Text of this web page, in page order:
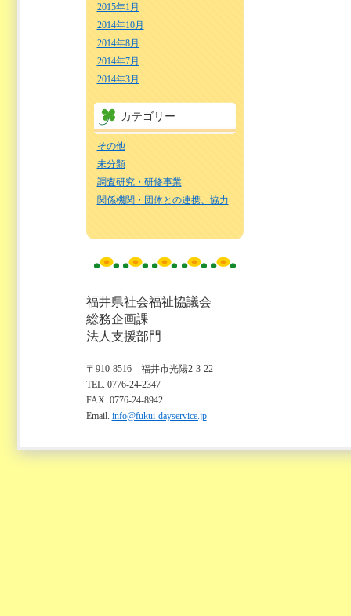
2015年1月
2014年10月
2014年8月
2014年7月
2014年3月
カテゴリー
その他
未分類
調査研究・研修事業
関係機関・団体との連携、協力
福井県社会福祉協議会
総務企画課
法人支援部門
〒910-8516 福井市光陽2-3-22
TEL. 0776-24-2347
FAX. 0776-24-8942
Email. info@fukui-dayservice.jp